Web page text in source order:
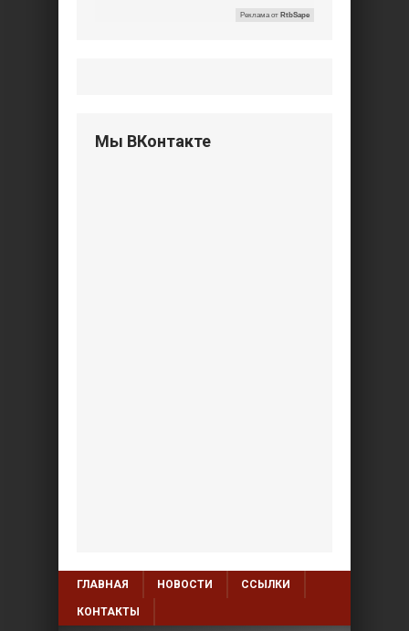
Реклама от RtbSape
Мы ВКонтакте
ГЛАВНАЯ НОВОСТИ ССЫЛКИ
КОНТАКТЫ